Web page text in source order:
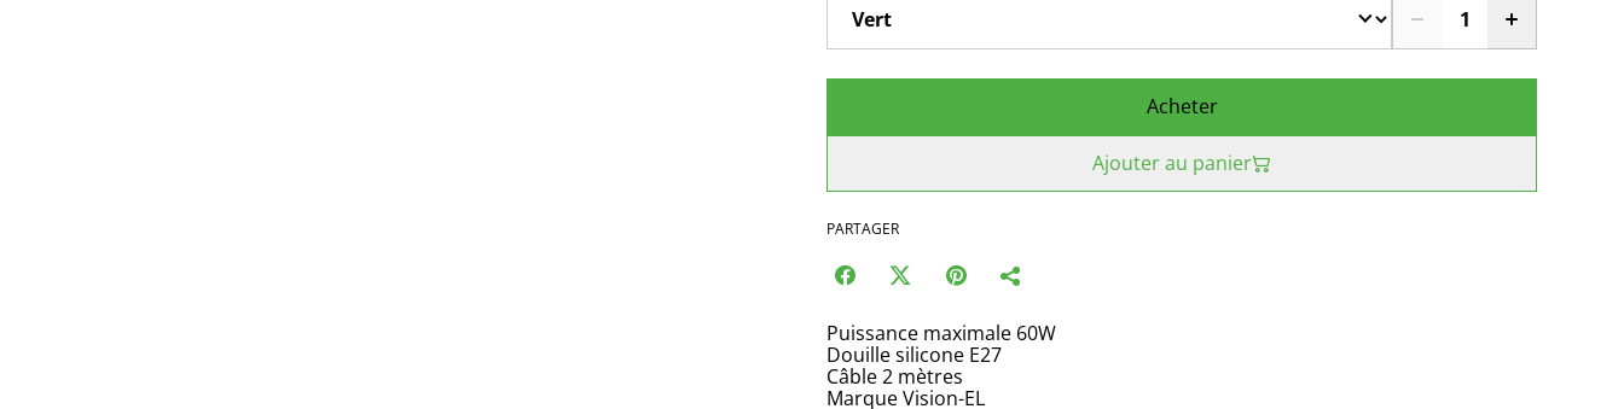
Acheter
Ajouter au panier
PARTAGER
Puissance maximale 60W
Douille silicone E27
Câble 2 mètres
Marque Vision-EL